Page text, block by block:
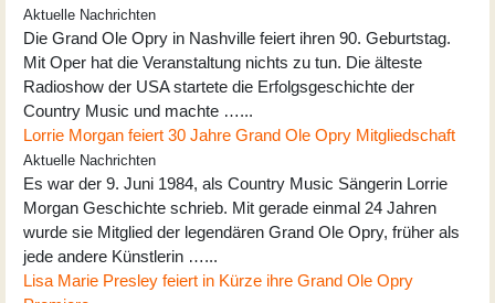
Aktuelle Nachrichten
Die Grand Ole Opry in Nashville feiert ihren 90. Geburtstag.
Mit Oper hat die Veranstaltung nichts zu tun. Die älteste
Radioshow der USA startete die Erfolgsgeschichte der
Country Music und machte …...
Lorrie Morgan feiert 30 Jahre Grand Ole Opry Mitgliedschaft
Aktuelle Nachrichten
Es war der 9. Juni 1984, als Country Music Sängerin Lorrie
Morgan Geschichte schrieb. Mit gerade einmal 24 Jahren
wurde sie Mitglied der legendären Grand Ole Opry, früher als
jede andere Künstlerin …...
Lisa Marie Presley feiert in Kürze ihre Grand Ole Opry